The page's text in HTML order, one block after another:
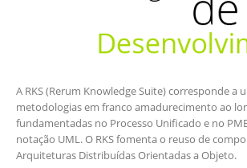
A RKS (Rerum Knowledge Suite) corresponde a
metodologias em franco amadurecimento ao
fundamentadas no Processo Unificado e no
notação UML. O RKS fomenta o reuso de
Arquiteturas Distribuídas Orientadas a Objeto.